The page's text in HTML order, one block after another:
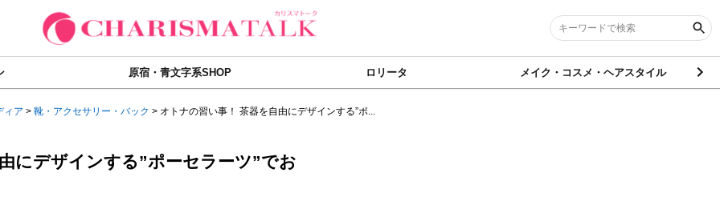
原宿・青文字系SHOP ロリータ メイク・コスメ・ヘアスタイル
ィア > 靴・アクセサリー・バック > オトナの習い事！ 茶器を自由にデザインする”ポ...
にデザインする”ポーセラーツ”でお